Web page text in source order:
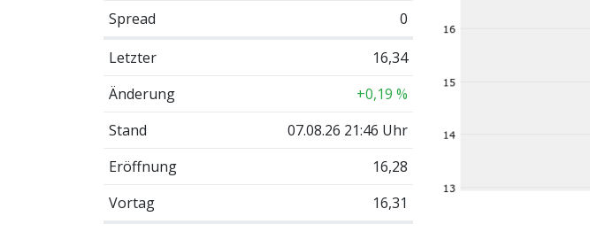
Spread
0
Letzter
16,34
Änderung
+0,19 %
Stand
07.08.26 21:46 Uhr
Eröffnung
16,28
Vortag
16,31